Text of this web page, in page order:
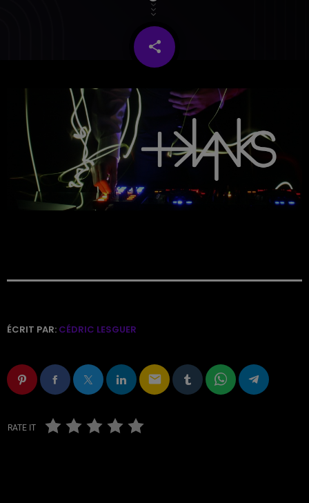
share
email
ÉCRIT PAR: CÉDRIC LESGUER
email
RATE IT